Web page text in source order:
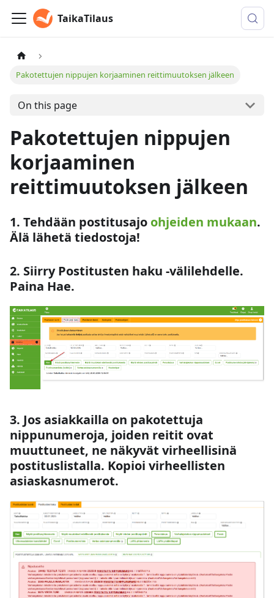
TaikaTilaus
Pakotettujen nippujen korjaaminen reittimuutoksen jälkeen
On this page
Pakotettujen nippujen
korjaaminen
reittimuutoksen jälkeen
1. Tehdään postitusajo ohjeiden mukaan.
Älä lähetä tiedostoja!
2. Siirry Postitusten haku -välilehdelle.
Paina Hae.
3. Jos asiakkailla on pakotettuja
nippunumeroja, joiden reitit ovat
muuttuneet, ne näkyvät virheellisinä
postituslistalla. Kopioi virheellisten
asiaskasnumerot.